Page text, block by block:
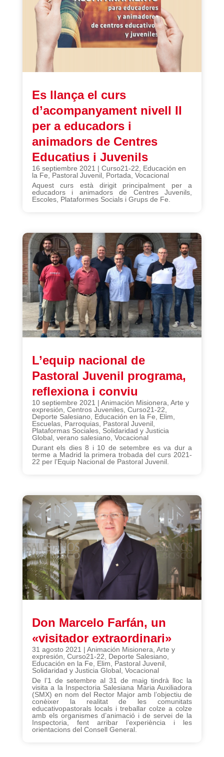
Es llança el curs
d’acompanyament nivell II
per a educadors i
animadors de Centres
Educatius i Juvenils
16 septiembre 2021 | Curso21-22
Educación en
la Fe
Pastoral Juvenil, Portada Vocacional
Aquest curs està dirigit principalment per a
educadors i animadors de Centres Juvenils,
Escoles, Plataformes Socials i Grups de Fe.
L’equip nacional de
Pastoral Juvenil programa,
reflexiona i conviu
10 septiembre 2021 | Animación Misionera Arte y
expresión Centros Juveniles, Curso21-22
Deporte Salesiano, Educación en la Fe Elim
Escuelas, Parroquias, Pastoral Juvenil,
Plataformas Sociales, Solidaridad y Justicia
Global, verano salesiano, Vocacional
Durant els dies 8 i 10 de setembre es va dur a
terme a Madrid la primera trobada del curs 2021-
22 per l’Equip Nacional de Pastoral Juvenil.
Don Marcelo Farfán, un
«visitador extraordinari»
31 agosto 2021 | Animación Misionera, Arte y
expresión, Curso21-22, Deporte Salesiano,
Educación en la Fe, Elim, Pastoral Juvenil,
Solidaridad y Justicia Global, Vocacional
De l’1 de setembre al 31 de maig tindrà lloc la
visita a la Inspectoria Salesiana Maria Auxiliadora
(SMX) en nom del Rector Major amb l’objectiu de
conèixer la realitat de les comunitats
educativopastorals locals i treballar colze a colze
amb els organismes d’animació i de servei de la
Inspectoria, fent arribar l’experiència i les
orientacions del Consell General.